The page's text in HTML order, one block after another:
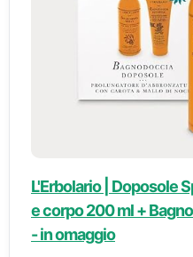
L'Erbolario | Doposole
e corpo 200 ml +
- in omaggio